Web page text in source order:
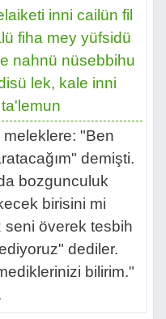
inni cailün fil
fiha mey yüfsidü
nahnü nüsebbihu
lek, kale inni
"Ben
demişti.
bozgunculuk
birisini mi
seni överek tesbih
dediler.
bilirim."